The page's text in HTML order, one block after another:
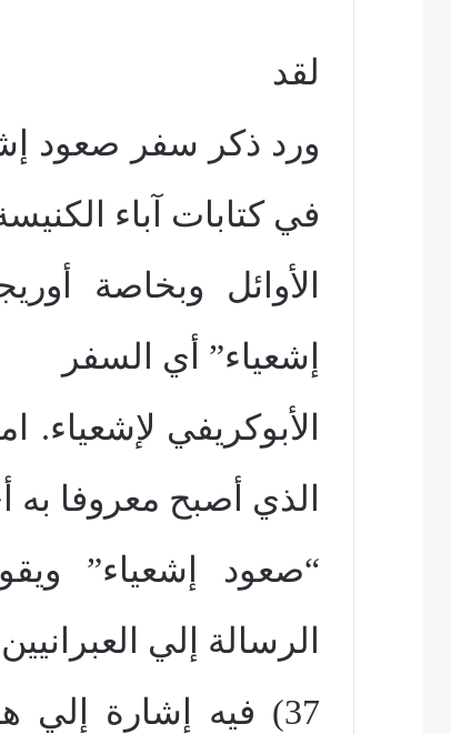
لقد
ورد ذكر سفر صعود
في كتابات آباء
الأوائل وبخاصة
إشعياء” أي السفر
الأبوكريفي
الذي أصبح معروفا به
“صعود إشعياء”
الرسالة إلي العبرانيين
37) فيه إشارة